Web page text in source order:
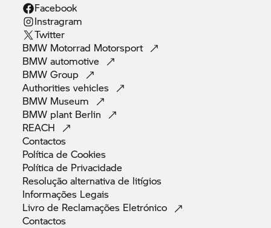
Facebook
Instragram
Twitter
BMW Motorrad Motorsport
BMWautomotive
BMWGroup
Authoritiesvehicles
BMW Museum
BMW plant Berlin
REACH
Contactos
Política deCookies
Política de Privacidade
Resolução alternativa de litígios
Informações Legais
Livro de Reclamações Eletrónico
Contactos